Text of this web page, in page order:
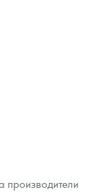
производители